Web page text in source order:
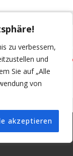
zu verbessern,
und
Sie auf „Alle
von
akzeptieren
SGK